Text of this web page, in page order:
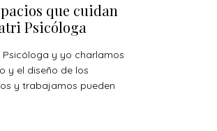
que cuidan
Psicóloga
Psicóloga y yo charlamos
y el diseño de los
y trabajamos pueden